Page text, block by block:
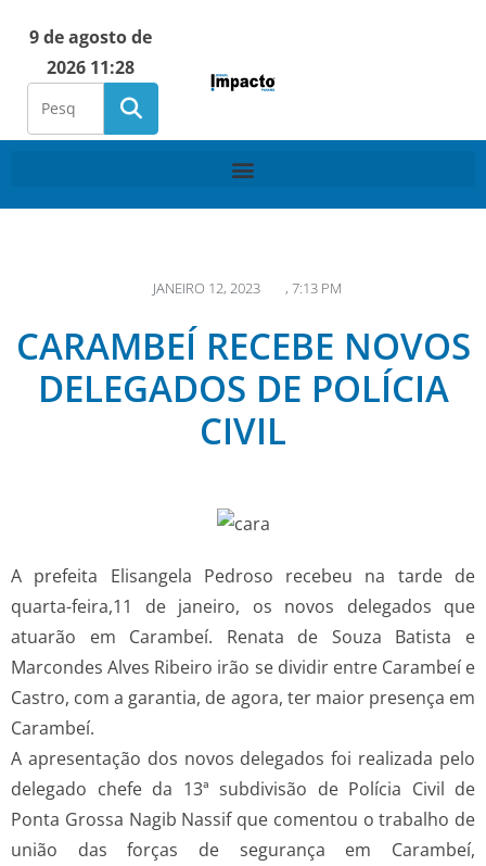
9 de agosto de
2026 11:28
JANEIRO 12, 2023 , 7:13 PM
CARAMBEÍ RECEBE NOVOS
DELEGADOS DE POLÍCIA
CIVIL
A prefeita Elisangela Pedroso recebeu na tarde de
quarta-feira,11 de janeiro, os novos delegados que
atuarão em Carambeí. Renata de Souza Batista e
Marcondes Alves Ribeiro irão se dividir entre Carambeí e
Castro, com a garantia, de agora, ter maior presença em
Carambeí.
A apresentação dos novos delegados foi realizada pelo
delegado chefe da 13ª subdivisão de Polícia Civil de
Ponta Grossa Nagib Nassif que comentou o trabalho de
união das forças de segurança em Carambeí,